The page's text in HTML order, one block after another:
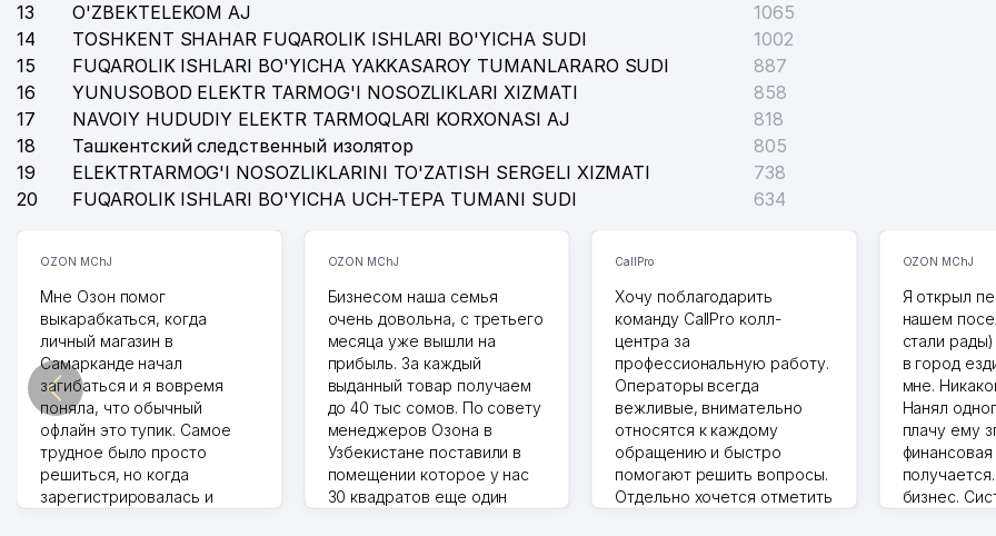
13
O'ZBEKTELEKOM AJ
1065
14
TOSHKENT SHAHAR FUQAROLIK ISHLARI BO'YICHA SUDI
1002
15
FUQAROLIK ISHLARI BO'YICHA YAKKASAROY TUMANLARARO SUDI
887
16
YUNUSOBOD ELEKTR TARMOG'I NOSOZLIKLARI XIZMATI
858
17
NAVOIY HUDUDIY ELEKTR TARMOQLARI KORXONASI AJ
818
18
Ташкентский следственный изолятор
805
19
ELEKTRTARMOG'I NOSOZLIKLARINI TO'ZATISH SERGELI XIZMATI
738
20
FUQAROLIK ISHLARI BO'YICHA UCH-TEPA TUMANI SUDI 634
OZON MChJ
Мне Озон помог
выкарабкаться, когда
личный магазин в
Самарканде начал
загибаться и я вовремя
поняла, что обычный
офлайн это тупик. Самое
трудное было просто
решиться, но когда
зарегистрировалась и
OZON MChJ
Бизнесом наша семья
очень довольна, с третьего
месяца уже вышли на
прибыль. За каждый
выданный товар получаем
до 40 тыс сомов. По совету
менеджеров Озона в
Узбекистане поставили в
помещении которое у нас
30 квадратов еще один
CallPro
Хочу поблагодарить
команду CallPro колл-
центра за
профессиональную работу.
Операторы всегда
вежливые, внимательно
относятся к каждому
обращению и быстро
помогают решить вопросы.
Отдельно хочется отметить
OZON MChJ
Я открыл
нашем
стали
в город
мне.
Нанял
плачу ему
бизнес.